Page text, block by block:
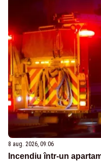
8 aug. 2026, 09:06
Incendiu într-un